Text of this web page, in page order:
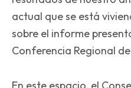
actual que se está
sobre el informe
Conferencia Regional
En este espacio, el